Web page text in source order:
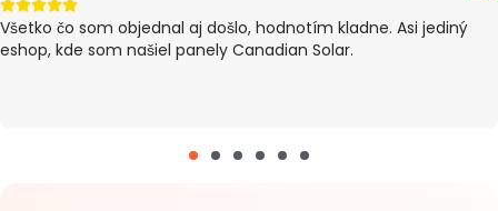
Asi jediný
tovar došiel v poriadku, Dodanie trvalo 4
(eshop ma informoval o meškaní). Inak